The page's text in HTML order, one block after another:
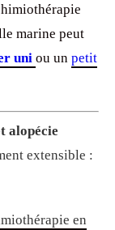
marine peut
uni ou un petit
alopécie
extensible :
en